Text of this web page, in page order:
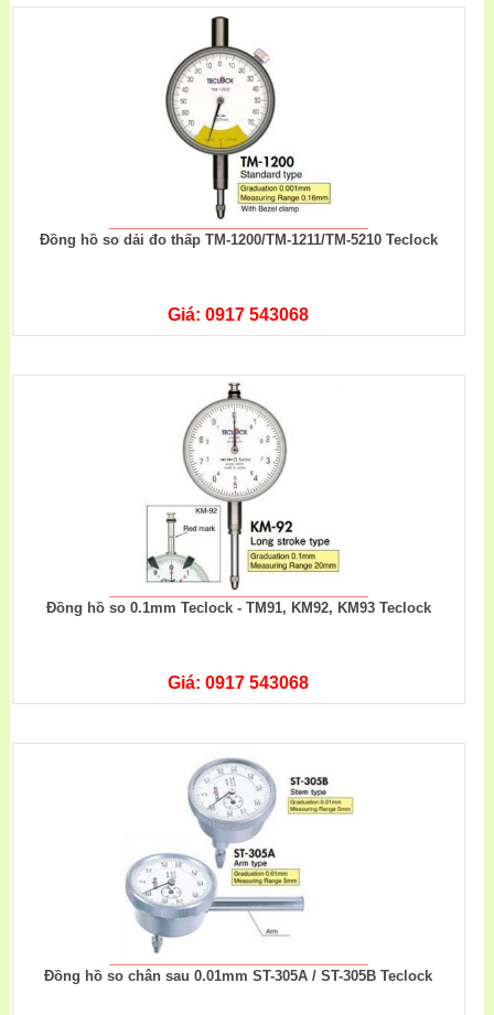
Đồng hồ so dải đo thấp TM-1200/TM-1211/TM-5210 Teclock
Giá: 0917 543068
Đồng hồ so 0.1mm Teclock - TM91, KM92, KM93 Teclock
Giá: 0917 543068
Đồng hồ so chân sau 0.01mm ST-305A / ST-305B Teclock